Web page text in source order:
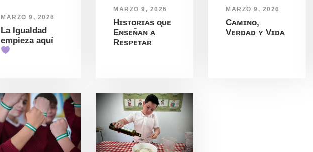
MARZO 9, 2026
La Igualdad
empieza aquí
MARZO 9, 2026
Hɪsᴛᴏʀɪᴀs ᴏ̨ᴜᴇ
Eɴsᴇɴ̃ᴀɴ ᴀ
Rᴇsᴘᴇᴛᴀʀ
MARZO 9, 2026
Cᴀᴍɪɴᴏ,
Vᴇʀᴅᴀᴅ ʏ Vɪᴅᴀ